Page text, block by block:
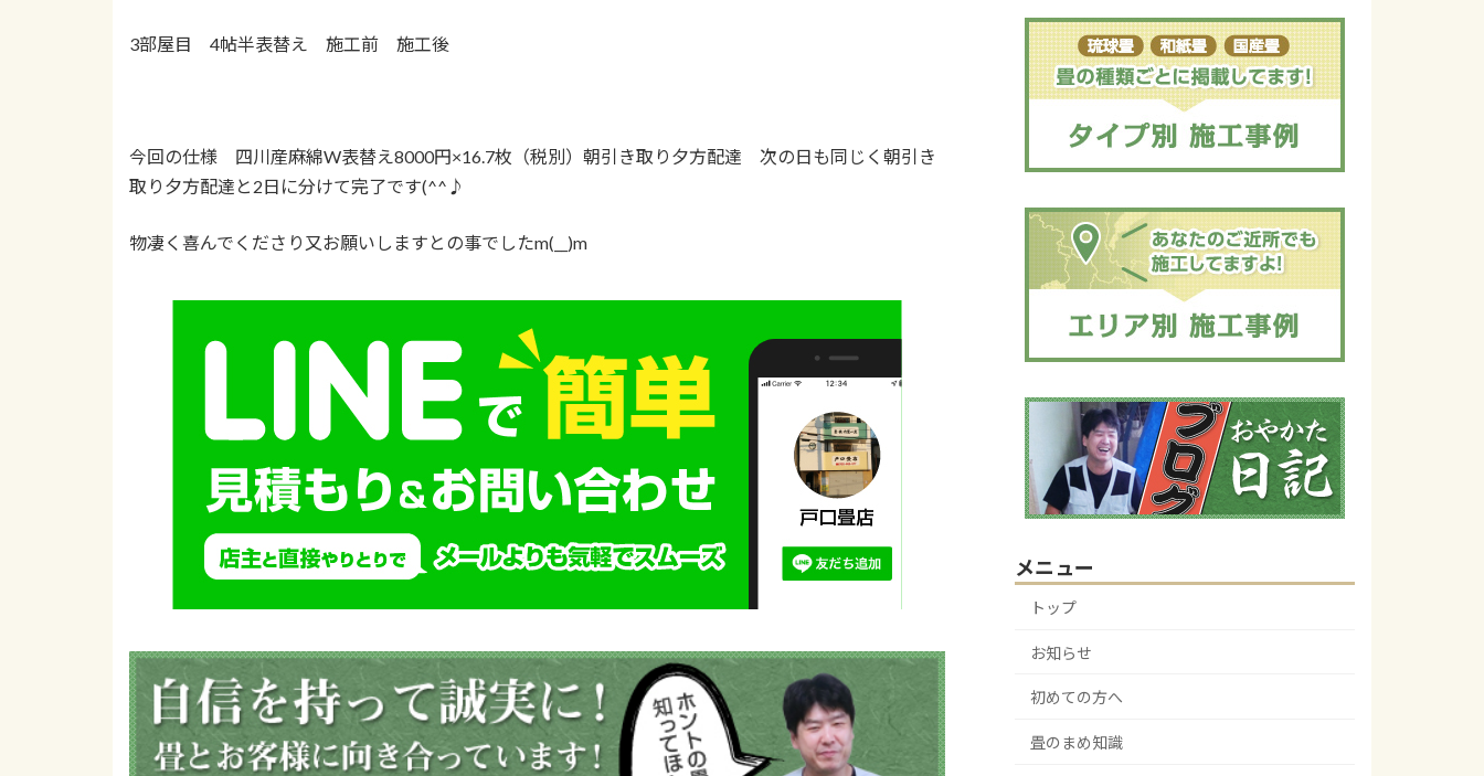
3部屋目 4帖半表替え 施工前 施工後
今回の仕様 四川産麻綿W表替え8000円×16.7枚（税別）朝引き取り夕方配達 次の日も同じく朝引き
取り夕方配達と2日に分けて完了です(^^♪
物凄く喜んでくださり又お願いしますとの事でしたm(__)m
メニュー
トップ
お知らせ
初めての方へ
畳のまめ知識